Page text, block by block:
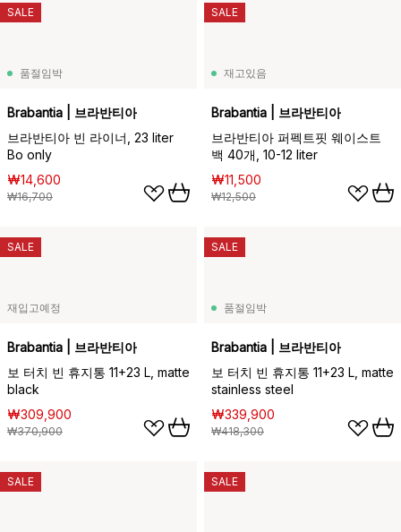
품절임박
Brabantia | 브라반티아
브라반티아 빈 라이너, 23 liter
Bo only
₩14,600
₩16,700
SALE
재고있음
Brabantia | 브라반티아
브라반티아 퍼펙트핏 웨이스트
백 40개, 10-12 liter
₩11,500
₩12,500
SALE
재입고예정
Brabantia | 브라반티아
보 터치 빈 휴지통 11+23 L, matte
black
₩309,900
₩370,900
SALE
품절임박
Brabantia | 브라반티아
보 터치 빈 휴지통 11+23 L, matte
stainless steel
₩339,900
₩418,300
SALE
SALE SALE